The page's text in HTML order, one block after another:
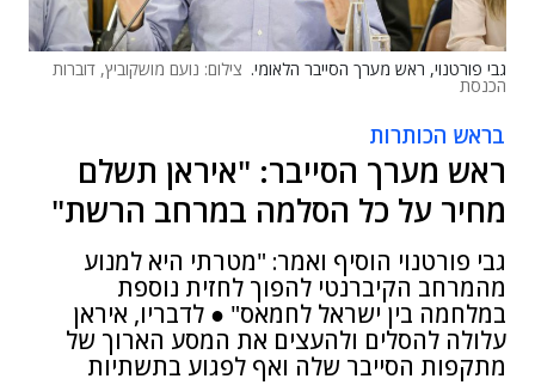
גבי פורטנוי, ראש מערך הסייבר הלאומי. צילום: נועם מושקוביץ, דוברות
הכנסת
בראש הכותרות
ראש מערך הסייבר: "איראן תשלם
מחיר על כל הסלמה במרחב הרשת"
גבי פורטנוי הוסיף ואמר: "מטרתי היא למנוע
מהמרחב הקיברנטי להפוך לחזית נוספת
במלחמה בין ישראל לחמאס" ● לדבריו, איראן
עלולה להסלים ולהעצים את המסע הארוך של
מתקפות הסייבר שלה ואף לפגוע בתשתיות